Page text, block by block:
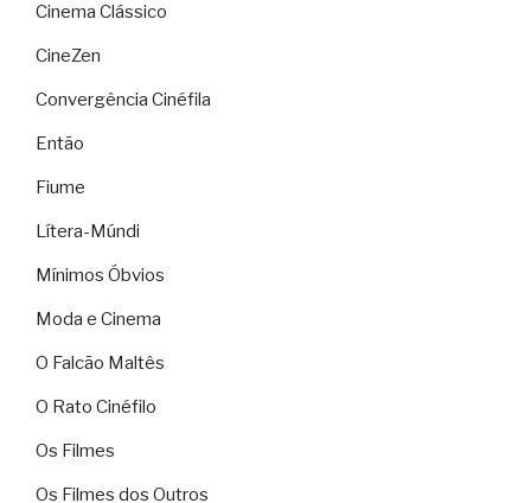
Cinema Clássico
CineZen
Convergência Cinéfila
Então
Fiume
Lítera-Múndi
Mínimos Óbvios
Moda e Cinema
O Falcão Maltês
O Rato Cinéfilo
Os Filmes
Os Filmes dos Outros